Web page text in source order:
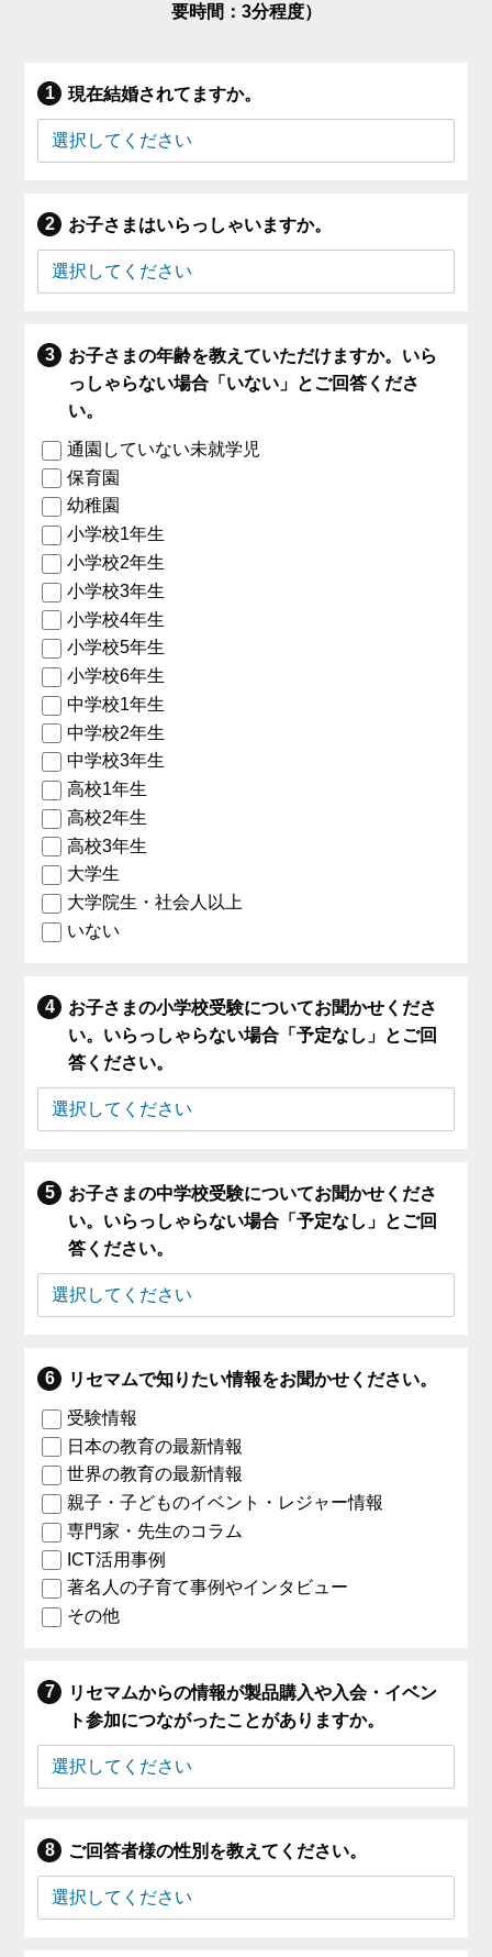
要時間：3分程度）
現在結婚されてますか。
お子さまはいらっしゃいますか。
お子さまの年齢を教えていただけますか。いら
っしゃらない場合「いない」とご回答くださ
い。
通園していない未就学児
保育園
幼稚園
小学校1年生
小学校2年生
小学校3年生
小学校4年生
小学校5年生
小学校6年生
中学校1年生
中学校2年生
中学校3年生
高校1年生
高校2年生
高校3年生
大学生
大学院生・社会人以上
いない
お子さまの小学校受験についてお聞かせくださ
い。いらっしゃらない場合「予定なし」とご回
答ください。
お子さまの中学校受験についてお聞かせくださ
い。いらっしゃらない場合「予定なし」とご回
答ください。
リセマムで知りたい情報をお聞かせください。
受験情報
日本の教育の最新情報
世界の教育の最新情報
親子・子どものイベント・レジャー情報
専門家・先生のコラム
ICT活用事例
著名人の子育て事例やインタビュー
その他
リセマムからの情報が製品購入や入会・イベン
ト参加につながったことがありますか。
ご回答者様の性別を教えてください。